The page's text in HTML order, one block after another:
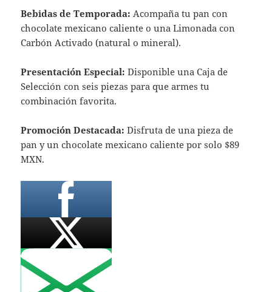
Bebidas de Temporada: Acompaña tu pan con
chocolate mexicano caliente o una Limonada con
Carbón Activado (natural o mineral).
Presentación Especial:Disponible una Caja de
Selección con seis piezas para que armes tu
combinación favorita.
Promoción Destacada:Disfruta de una pieza de
pan y un chocolate mexicano caliente por solo $89
MXN.